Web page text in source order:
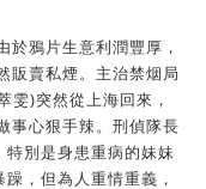
於鴉片生意利潤豐厚，
販賣私煙。主治禁烟局
雯)突然從上海回來，
事心狠手辣。刑偵隊長
別是身患重病的妹妹
，但為人重情重義，